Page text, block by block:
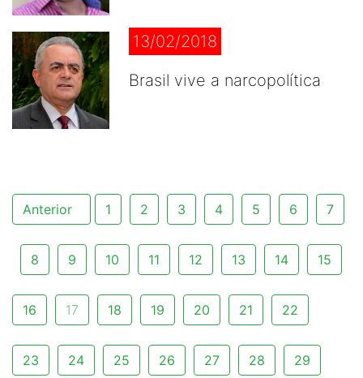
13/02/2018
Brasil vive a narcopolítica
Anterior 1 2 3 4 5 6 7
8 9 10 11 12 13 14 15
16 17 18 19 20 21 22
23 24 25 26 27 28 29